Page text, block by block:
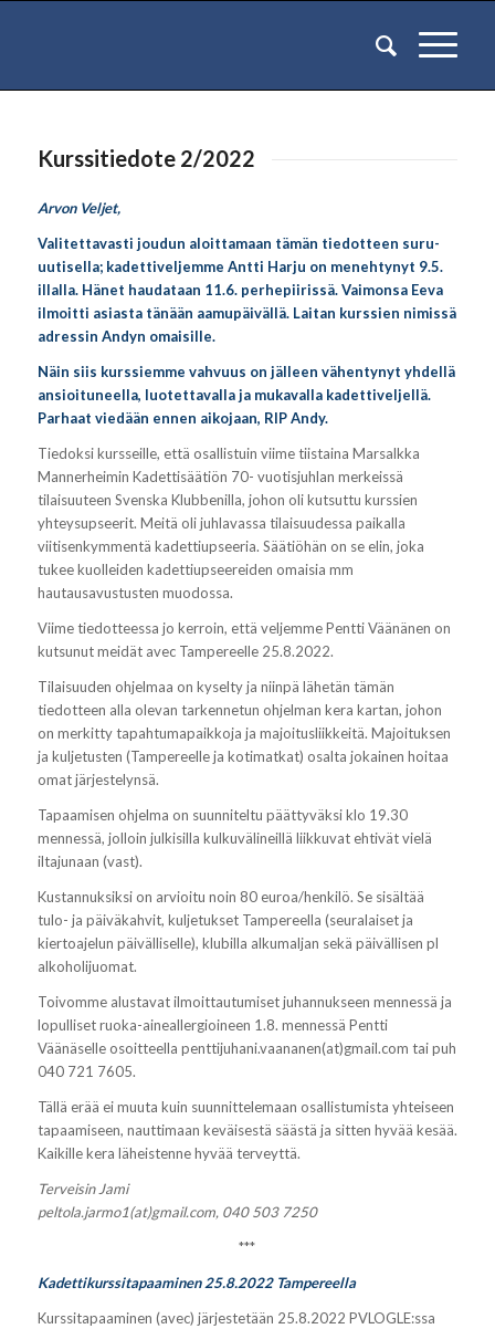
Kurssitiedote 2/2022
Arvon Veljet,
Valitettavasti joudun aloittamaan tämän tiedotteen suru-
uutisella; kadettiveljemme Antti Harju on menehtynyt 9.5.
illalla. Hänet haudataan 11.6. perhepiirissä. Vaimonsa Eeva
ilmoitti asiasta tänään aamupäivällä. Laitan kurssien nimissä
adressin Andyn omaisille.
Näin siis kurssiemme vahvuus on jälleen vähentynyt yhdellä
ansioituneella, luotettavalla ja mukavalla kadettiveljellä.
Parhaat viedään ennen aikojaan, RIP Andy.
Tiedoksi kursseille, että osallistuin viime tiistaina Marsalkka
Mannerheimin Kadettisäätiön 70- vuotisjuhlan merkeissä
tilaisuuteen Svenska Klubbenilla, johon oli kutsuttu kurssien
yhteysupseerit. Meitä oli juhlavassa tilaisuudessa paikalla
viitisenkymmentä kadettiupseeria. Säätiöhän on se elin, joka
tukee kuolleiden kadettiupseereiden omaisia mm
hautausavustusten muodossa.
Viime tiedotteessa jo kerroin, että veljemme Pentti Väänänen on
kutsunut meidät avec Tampereelle 25.8.2022.
Tilaisuuden ohjelmaa on kyselty ja niinpä lähetän tämän
tiedotteen alla olevan tarkennetun ohjelman kera kartan, johon
on merkitty tapahtumapaikkoja ja majoitusliikkeitä. Majoituksen
ja kuljetusten (Tampereelle ja kotimatkat) osalta jokainen hoitaa
omat järjestelynsä.
Tapaamisen ohjelma on suunniteltu päättyväksi klo 19.30
mennessä, jolloin julkisilla kulkuvälineillä liikkuvat ehtivät vielä
iltajunaan (vast).
Kustannuksiksi on arvioitu noin 80 euroa/henkilö. Se sisältää
tulo- ja päiväkahvit, kuljetukset Tampereella (seuralaiset ja
kiertoajelun päivälliselle), klubilla alkumaljan sekä päivällisen pl
alkoholijuomat.
Toivomme alustavat ilmoittautumiset juhannukseen mennessä ja
lopulliset ruoka-aineallergioineen 1.8. mennessä Pentti
Väänäselle osoitteella penttijuhani.vaananen(at)gmail.com tai puh
040 721 7605.
Tällä erää ei muuta kuin suunnittelemaan osallistumista yhteiseen
tapaamiseen, nauttimaan keväisestä säästä ja sitten hyvää kesää.
Kaikille kera läheistenne hyvää terveyttä.
Terveisin Jami
peltola.jarmo1(at)gmail.com, 040 503 7250
***
Kadettikurssitapaaminen 25.8.2022 Tampereella
Kurssitapaaminen (avec) järjestetään 25.8.2022 PVLOGLE:ssa